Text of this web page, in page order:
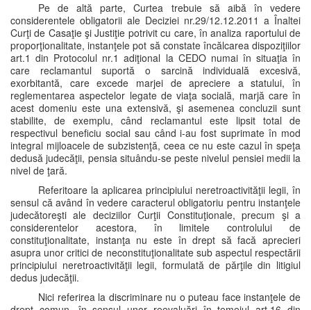
Pe de altă parte, Curtea trebuie să aibă în vedere
considerentele obligatorii ale Deciziei nr.29/12.12.2011 a Înaltei
Curţi de Casaţie şi Justiţie potrivit cu care, în analiza raportului de
proporţionalitate, instanţele pot să constate încălcarea dispoziţiilor
art.1 din Protocolul nr.1 adiţional la CEDO numai în situaţia în
care reclamantul suportă o sarcină individuală excesivă,
exorbitantă, care excede marjei de apreciere a statului, în
reglementarea aspectelor legate de viaţa socială, marjă care în
acest domeniu este una extensivă, şi asemenea concluzii sunt
stabilite, de exemplu, când reclamantul este lipsit total de
respectivul beneficiu social sau când i-au fost suprimate în mod
integral mijloacele de subzistenţă, ceea ce nu este cazul în speţa
dedusă judecăţii, pensia situându-se peste nivelul pensiei medii la
nivel de ţară.
Referitoare la aplicarea principiului neretroactivităţii legii, în
sensul că având în vedere caracterul obligatoriu pentru instanţele
judecătoreşti ale deciziilor Curţii Constituţionale, precum şi a
considerentelor acestora, în limitele controlului de
constituţionalitate, instanţa nu este în drept să facă aprecieri
asupra unor critici de neconstituţionalitate sub aspectul respectării
principiului neretroactivităţii legii, formulată de părţile din litigiul
dedus judecăţii.
Nici referirea la discriminare nu o puteau face instanţele de